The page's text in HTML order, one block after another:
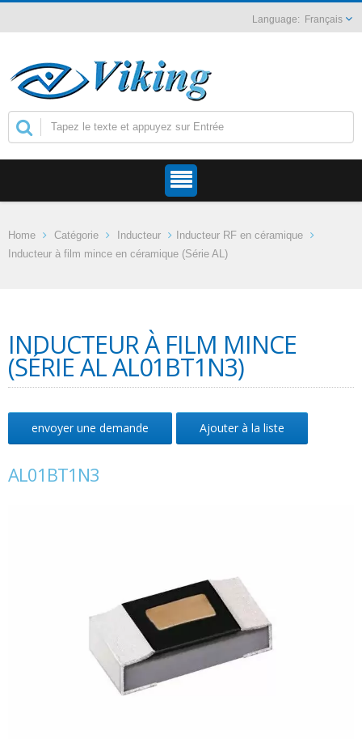
Français
Home Catégorie Inducteur
Inducteur RF en céramique
Inducteur à film mince en céramique (Série AL)
INDUCTEUR À FILM MINCE
(SÉRIE AL AL01BT1N3)
envoyer une demande Ajouter à la liste
AL01BT1N3